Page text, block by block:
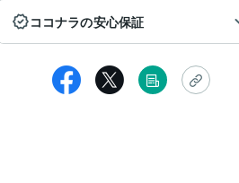
ココナラの安心保証